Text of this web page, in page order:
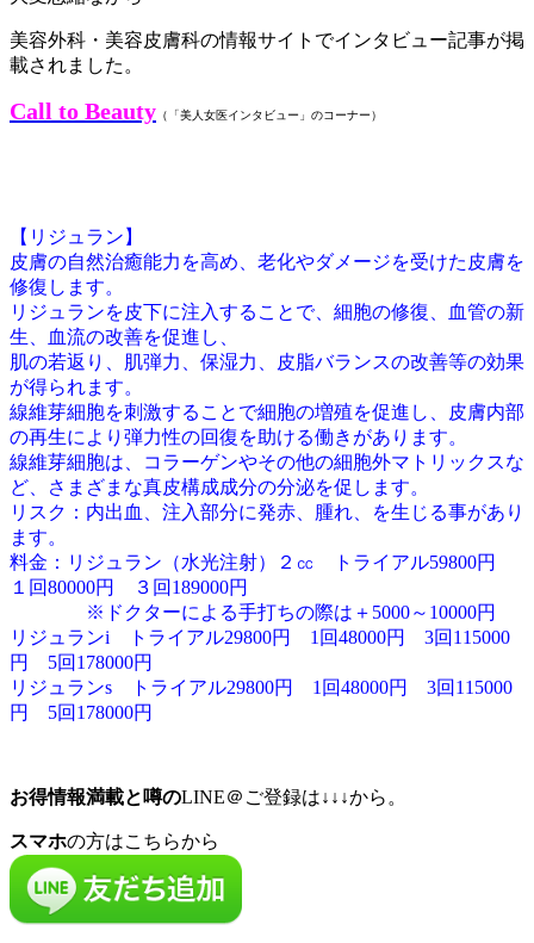
美容外科・美容皮膚科の情報サイトでインタビュー記事が掲
載されました。
Call to Beauty （「美人女医インタビュー」のコーナー）
【リジュラン】
皮膚の自然治癒能力を高め、老化やダメージを受けた皮膚を
修復します。
リジュランを皮下に注入することで、細胞の修復、血管の新
生、血流の改善を促進し、
肌の若返り、肌弾力、保湿力、皮脂バランスの改善等の効果
が得られます。
線維芽細胞を刺激することで細胞の増殖を促進し、皮膚内部
の再生により弾力性の回復を助ける働きがあります。
線維芽細胞は、コラーゲンやその他の細胞外マトリックスな
ど、さまざまな真皮構成成分の分泌を促します。
リスク：内出血、注入部分に発赤、腫れ、を生じる事があり
ます。
料金：リジュラン（水光注射）２㏄ トライアル59800円
１回80000円 ３回189000円
※ドクターによる手打ちの際は＋5000～10000円
リジュランi トライアル29800円 1回48000円 3回115000
円 5回178000円
リジュランs トライアル29800円 1回48000円 3回115000
円 5回178000円
お得情報満載と噂のLINE＠ご登録は↓↓↓から。
スマホの方はこちらから